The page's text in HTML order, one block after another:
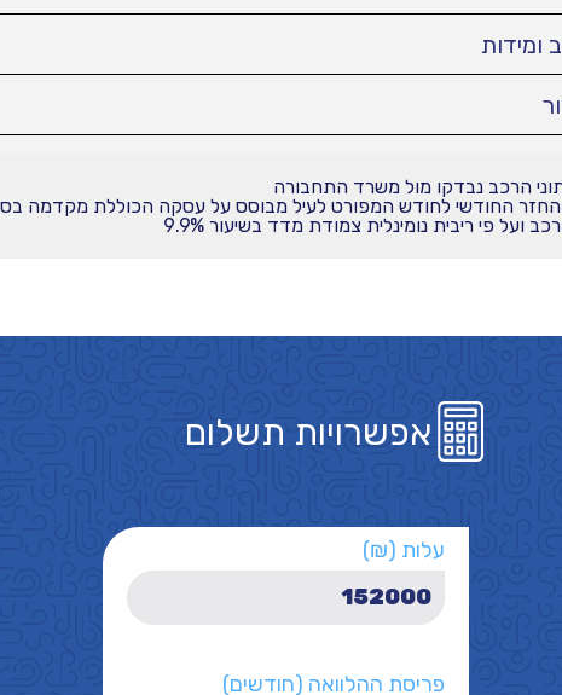
ומידות
הרכב נבדקו מול משרד התחבורה
ועל פי ריבית נומינלית צמודת מדד בשיעור 9.9%
אפשרויות תשלום
עלות (₪)
פריסת ההלוואה (חודשים)